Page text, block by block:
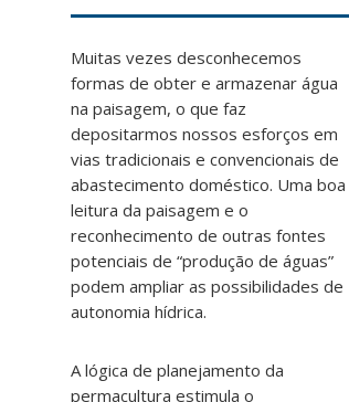
Muitas vezes desconhecemos
formas de obter e armazenar água
na paisagem, o que faz
depositarmos nossos esforços em
vias tradicionais e convencionais de
abastecimento doméstico. Uma boa
leitura da paisagem e o
reconhecimento de outras fontes
potenciais de “produção de águas”
podem ampliar as possibilidades de
autonomia hídrica.
A lógica de planejamento da
permacultura estimula o